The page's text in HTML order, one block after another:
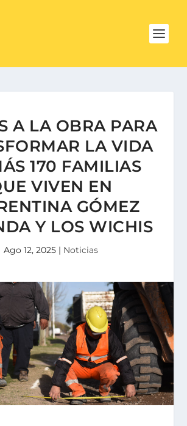
A LA OBRA PARA
LA VIDA
170 FAMILIAS
VIVEN EN
GÓMEZ
Y LOS WICHIS
Ago 12, 2025| Noticias